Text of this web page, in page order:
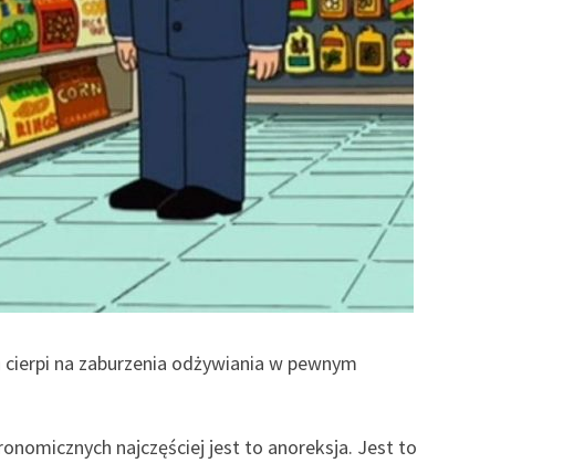
na zaburzenia odżywiania w pewnym
najczęściej jest to anoreksja. Jest to